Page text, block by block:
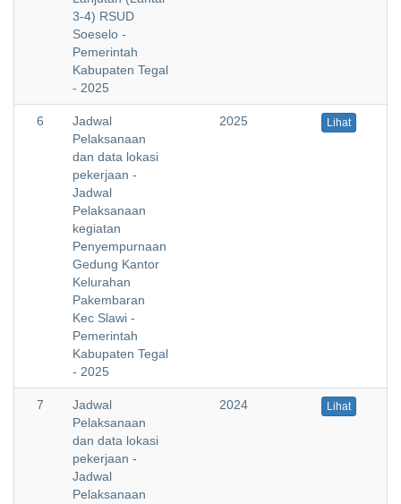
3-4) RSUD
Soeselo -
Pemerintah
Kabupaten Tegal
- 2025
6
Jadwal
Pelaksanaan
dan data lokasi
pekerjaan -
Jadwal
Pelaksanaan
kegiatan
Penyempurnaan
Gedung Kantor
Kelurahan
Pakembaran
Kec Slawi -
Pemerintah
Kabupaten Tegal
- 2025
2025 Lihat
7
Jadwal
Pelaksanaan
dan data lokasi
pekerjaan -
Jadwal
Pelaksanaan
2024 Lihat